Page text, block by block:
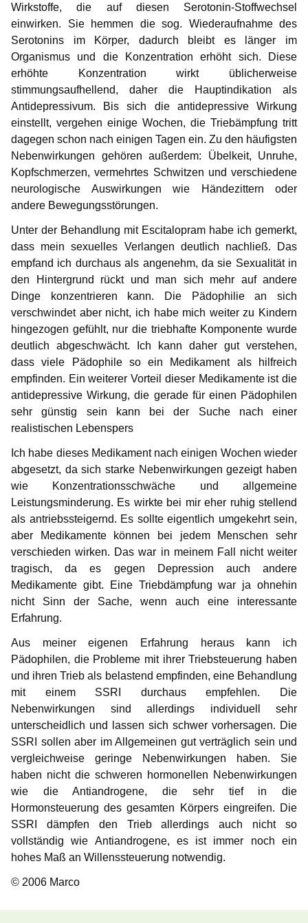
Wirkstoffe, die auf diesen Serotonin-Stoffwechsel
einwirken. Sie hemmen die sog. Wiederaufnahme des
Serotonins im Körper, dadurch bleibt es länger im
Organismus und die Konzentration erhöht sich. Diese
erhöhte Konzentration wirkt üblicherweise
stimmungsaufhellend, daher die Hauptindikation als
Antidepressivum. Bis sich die antidepressive Wirkung
einstellt, vergehen einige Wochen, die Triebämpfung tritt
dagegen schon nach einigen Tagen ein. Zu den häufigsten
Nebenwirkungen gehören außerdem: Übelkeit, Unruhe,
Kopfschmerzen, vermehrtes Schwitzen und verschiedene
neurologische Auswirkungen wie Händezittern oder
andere Bewegungsstörungen.
Unter der Behandlung mit Escitalopram habe ich gemerkt,
dass mein sexuelles Verlangen deutlich nachließ. Das
empfand ich durchaus als angenehm, da sie Sexualität in
den Hintergrund rückt und man sich mehr auf andere
Dinge konzentrieren kann. Die Pädophilie an sich
verschwindet aber nicht, ich habe mich weiter zu Kindern
hingezogen gefühlt, nur die triebhafte Komponente wurde
deutlich abgeschwächt. Ich kann daher gut verstehen,
dass viele Pädophile so ein Medikament als hilfreich
empfinden. Ein weiterer Vorteil dieser Medikamente ist die
antidepressive Wirkung, die gerade für einen Pädophilen
sehr günstig sein kann bei der Suche nach einer
realistischen Lebenspers
Ich habe dieses Medikament nach einigen Wochen wieder
abgesetzt, da sich starke Nebenwirkungen gezeigt haben
wie Konzentrationsschwäche und allgemeine
Leistungsminderung. Es wirkte bei mir eher ruhig stellend
als antriebssteigernd. Es sollte eigentlich umgekehrt sein,
aber Medikamente können bei jedem Menschen sehr
verschieden wirken. Das war in meinem Fall nicht weiter
tragisch, da es gegen Depression auch andere
Medikamente gibt. Eine Triebdämpfung war ja ohnehin
nicht Sinn der Sache, wenn auch eine interessante
Erfahrung.
Aus meiner eigenen Erfahrung heraus kann ich
Pädophilen, die Probleme mit ihrer Triebsteuerung haben
und ihren Trieb als belastend empfinden, eine Behandlung
mit einem SSRI durchaus empfehlen. Die
Nebenwirkungen sind allerdings individuell sehr
unterscheidlich und lassen sich schwer vorhersagen. Die
SSRI sollen aber im Allgemeinen gut verträglich sein und
vergleichweise geringe Nebenwirkungen haben. Sie
haben nicht die schweren hormonellen Nebenwirkungen
wie die Antiandrogene, die sehr tief in die
Hormonsteuerung des gesamten Körpers eingreifen. Die
SSRI dämpfen den Trieb allerdings auch nicht so
vollständig wie Antiandrogene, es ist immer noch ein
hohes Maß an Willenssteuerung notwendig.
© 2006 Marco